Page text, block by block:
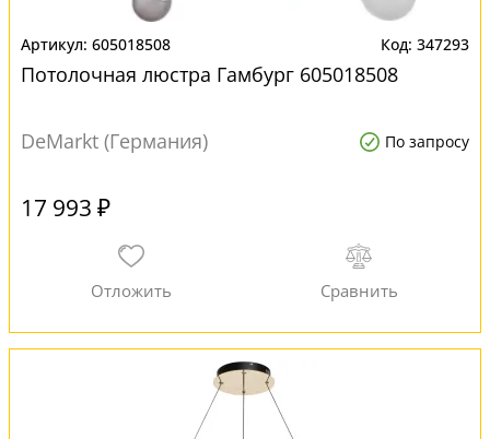
605018508 347293
Потолочная люстра Гамбург 605018508
DeMarkt (Германия) По запросу
17 993 ₽